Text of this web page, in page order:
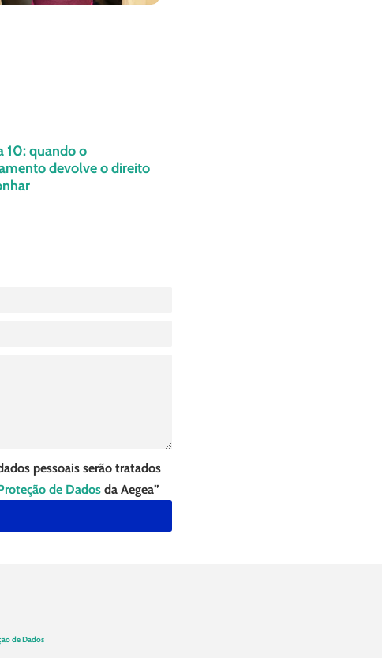
10: quando o
devolve o direito
pessoais serão tratados
de Dadosda Aegea”
de Dados